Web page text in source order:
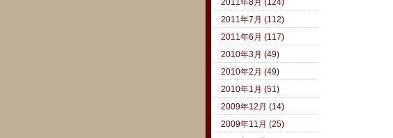
2011年8月 (124)
2011年7月 (112)
2011年6月 (117)
2010年3月 (49)
2010年2月 (49)
2010年1月 (51)
2009年12月 (14)
2009年11月 (25)